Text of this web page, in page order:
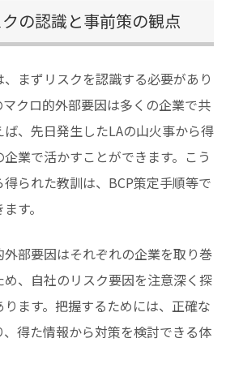
の認識と事前策の観点
まずリスクを認識する必要があり
クロ的外部要因は多くの企業で共
、先日発生したLAの山火事から得
業で活かすことができます。こう
られた教訓は、BCP策定手順等で
す。
外部要因はそれぞれの企業を取り巻
め、自社のリスク要因を注意深く探
ます。把握するためには、正確な
得た情報から対策を検討できる体